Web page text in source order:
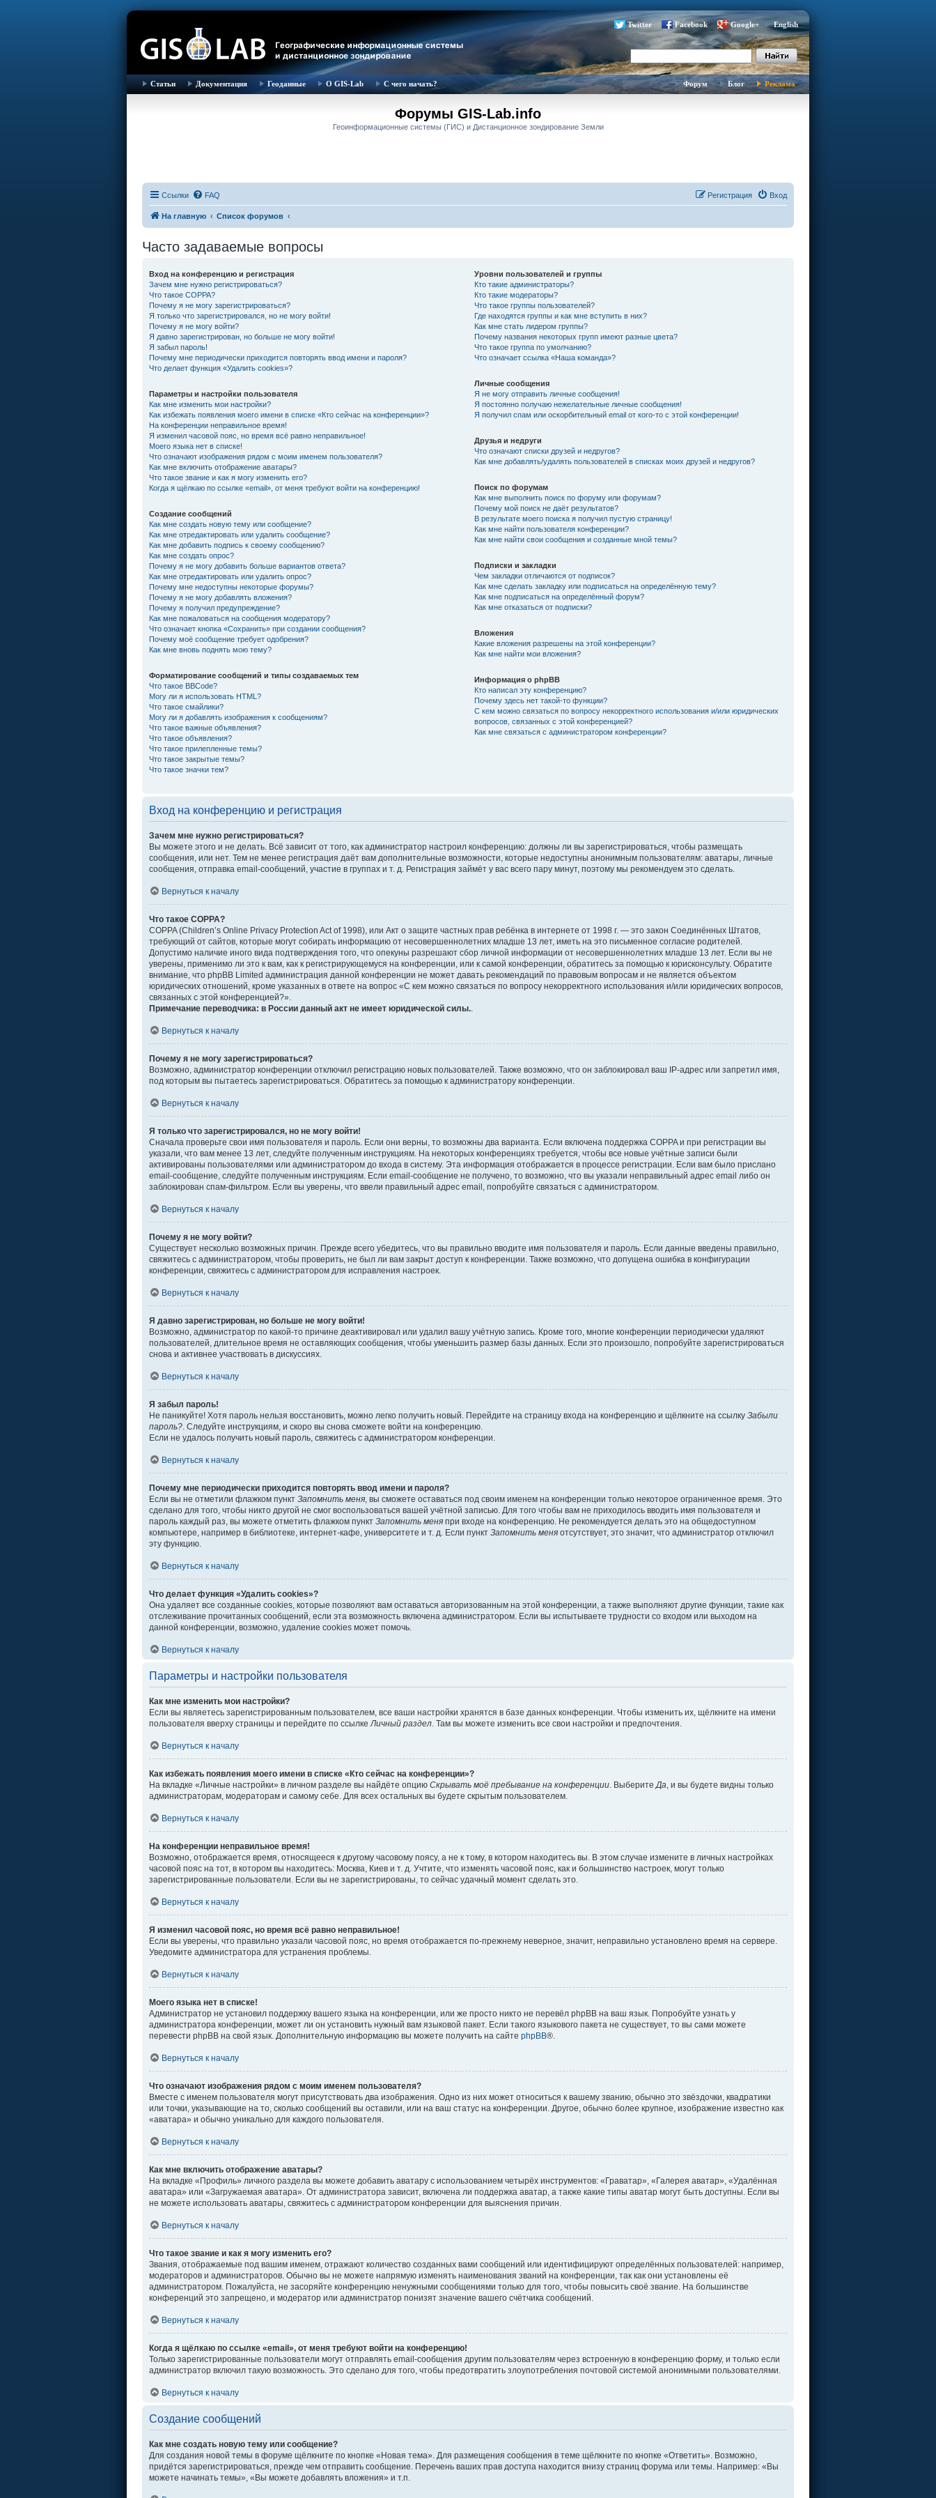
Twitter Facebook Google+ English
Статьи Документация Геоданные О GIS-Lab С чего начать? Форум Блог Реклама
Форумы GIS-Lab.info
Геоинформационные системы (ГИС) и Дистанционное зондирование Земли
Ссылки FAQ Вход
Регистрация
На главную Список форумов
Часто задаваемые вопросы
Вход на конференцию и регистрация
Зачем мне нужно регистрироваться?
Что такое COPPA?
Почему я не могу зарегистрироваться?
Я только что зарегистрировался, но не могу войти!
Почему я не могу войти?
Я давно зарегистрирован, но больше не могу войти!
Я забыл пароль!
Почему мне периодически приходится повторять ввод имени и пароля?
Что делает функция «Удалить cookies»?
Параметры и настройки пользователя
Как мне изменить мои настройки?
Как избежать появления моего имени в списке «Кто сейчас на конференции»?
На конференции неправильное время!
Я изменил часовой пояс, но время всё равно неправильное!
Моего языка нет в списке!
Что означают изображения рядом с моим именем пользователя?
Как мне включить отображение аватары?
Что такое звание и как я могу изменить его?
Когда я щёлкаю по ссылке «email», от меня требуют войти на конференцию!
Создание сообщений
Как мне создать новую тему или сообщение?
Как мне отредактировать или удалить сообщение?
Как мне добавить подпись к своему сообщению?
Как мне создать опрос?
Почему я не могу добавить больше вариантов ответа?
Как мне отредактировать или удалить опрос?
Почему мне недоступны некоторые форумы?
Почему я не могу добавлять вложения?
Почему я получил предупреждение?
Как мне пожаловаться на сообщения модератору?
Что означает кнопка «Сохранить» при создании сообщения?
Почему моё сообщение требует одобрения?
Как мне вновь поднять мою тему?
Форматирование сообщений и типы создаваемых тем
Что такое BBCode?
Могу ли я использовать HTML?
Что такое смайлики?
Могу ли я добавлять изображения к сообщениям?
Что такое важные объявления?
Что такое объявления?
Что такое прилепленные темы?
Что такое закрытые темы?
Что такое значки тем?
Уровни пользователей и группы
Кто такие администраторы?
Кто такие модераторы?
Что такое группы пользователей?
Где находятся группы и как мне вступить в них?
Как мне стать лидером группы?
Почему названия некоторых групп имеют разные цвета?
Что такое группа по умолчанию?
Что означает ссылка «Наша команда»?
Личные сообщения
Я не могу отправить личные сообщения!
Я постоянно получаю нежелательные личные сообщения!
Я получил спам или оскорбительный email от кого-то с этой конференции!
Друзья и недруги
Что означают списки друзей и недругов?
Как мне добавлять/удалять пользователей в списках моих друзей и недругов?
Поиск по форумам
Как мне выполнить поиск по форуму или форумам?
Почему мой поиск не даёт результатов?
В результате моего поиска я получил пустую страницу!
Как мне найти пользователя конференции?
Как мне найти свои сообщения и созданные мной темы?
Подписки и закладки
Чем закладки отличаются от подписок?
Как мне сделать закладку или подписаться на определённую тему?
Как мне подписаться на определённый форум?
Как мне отказаться от подписки?
Вложения
Какие вложения разрешены на этой конференции?
Как мне найти мои вложения?
Информация о phpBB
Кто написал эту конференцию?
Почему здесь нет такой-то функции?
С кем можно связаться по вопросу некорректного использования и/или юридических
вопросов, связанных с этой конференцией?
Как мне связаться с администратором конференции?
Вход на конференцию и регистрация
Зачем мне нужно регистрироваться?
Вы можете этого и не делать. Всё зависит от того, как администратор настроил конференцию: должны ли вы зарегистрироваться, чтобы размещать
сообщения, или нет. Тем не менее регистрация даёт вам дополнительные возможности, которые недоступны анонимным пользователям: аватары, личные
сообщения, отправка email-сообщений, участие в группах и т. д. Регистрация займёт у вас всего пару минут, поэтому мы рекомендуем это сделать.
Вернуться к началу
Что такое COPPA?
COPPA (Children’s Online Privacy Protection Act of 1998), или Акт о защите частных прав ребёнка в интернете от 1998 г. — это закон Соединённых Штатов,
требующий от сайтов, которые могут собирать информацию от несовершеннолетних младше 13 лет, иметь на это письменное согласие родителей.
Допустимо наличие иного вида подтверждения того, что опекуны разрешают сбор личной информации от несовершеннолетних младше 13 лет. Если вы не
уверены, применимо ли это к вам, как к регистрирующемуся на конференции, или к самой конференции, обратитесь за помощью к юрисконсульту. Обратите
внимание, что phpBB Limited администрация данной конференции не может давать рекомендаций по правовым вопросам и не является объектом
юридических отношений, кроме указанных в ответе на вопрос «С кем можно связаться по вопросу некорректного использования и/или юридических вопросов,
связанных с этой конференцией?».
Примечание переводчика: в России данный акт не имеет юридической силы..
Вернуться к началу
Почему я не могу зарегистрироваться?
Возможно, администратор конференции отключил регистрацию новых пользователей. Также возможно, что он заблокировал ваш IP-адрес или запретил имя,
под которым вы пытаетесь зарегистрироваться. Обратитесь за помощью к администратору конференции.
Вернуться к началу
Я только что зарегистрировался, но не могу войти!
Сначала проверьте свои имя пользователя и пароль. Если они верны, то возможны два варианта. Если включена поддержка COPPA и при регистрации вы
указали, что вам менее 13 лет, следуйте полученным инструкциям. На некоторых конференциях требуется, чтобы все новые учётные записи были
активированы пользователями или администратором до входа в систему. Эта информация отображается в процессе регистрации. Если вам было прислано
email-сообщение, следуйте полученным инструкциям. Если email-сообщение не получено, то возможно, что вы указали неправильный адрес email либо он
заблокирован спам-фильтром. Если вы уверены, что ввели правильный адрес email, попробуйте связаться с администратором.
Вернуться к началу
Почему я не могу войти?
Существует несколько возможных причин. Прежде всего убедитесь, что вы правильно вводите имя пользователя и пароль. Если данные введены правильно,
свяжитесь с администратором, чтобы проверить, не был ли вам закрыт доступ к конференции. Также возможно, что допущена ошибка в конфигурации
конференции, свяжитесь с администратором для исправления настроек.
Вернуться к началу
Я давно зарегистрирован, но больше не могу войти!
Возможно, администратор по какой-то причине деактивировал или удалил вашу учётную запись. Кроме того, многие конференции периодически удаляют
пользователей, длительное время не оставляющих сообщения, чтобы уменьшить размер базы данных. Если это произошло, попробуйте зарегистрироваться
снова и активнее участвовать в дискуссиях.
Вернуться к началу
Я забыл пароль!
Не паникуйте! Хотя пароль нельзя восстановить, можно легко получить новый. Перейдите на страницу входа на конференцию и щёлкните на ссылку Забыли
пароль?. Следуйте инструкциям, и скоро вы снова сможете войти на конференцию.
Если не удалось получить новый пароль, свяжитесь с администратором конференции.
Вернуться к началу
Почему мне периодически приходится повторять ввод имени и пароля?
Если вы не отметили флажком пункт Запомнить меня, вы сможете оставаться под своим именем на конференции только некоторое ограниченное время. Это
сделано для того, чтобы никто другой не смог воспользоваться вашей учётной записью. Для того чтобы вам не приходилось вводить имя пользователя и
пароль каждый раз, вы можете отметить флажком пункт Запомнить меня при входе на конференцию. Не рекомендуется делать это на общедоступном
компьютере, например в библиотеке, интернет-кафе, университете и т. д. Если пункт Запомнить меня отсутствует, это значит, что администратор отключил
эту функцию.
Вернуться к началу
Что делает функция «Удалить cookies»?
Она удаляет все созданные cookies, которые позволяют вам оставаться авторизованным на этой конференции, а также выполняют другие функции, такие как
отслеживание прочитанных сообщений, если эта возможность включена администратором. Если вы испытываете трудности со входом или выходом на
данной конференции, возможно, удаление cookies может помочь.
Вернуться к началу
Параметры и настройки пользователя
Как мне изменить мои настройки?
Если вы являетесь зарегистрированным пользователем, все ваши настройки хранятся в базе данных конференции. Чтобы изменить их, щёлкните на имени
пользователя вверху страницы и перейдите по ссылкеЛичный раздел. Там вы можете изменить все свои настройки и предпочтения.
Вернуться к началу
Как избежать появления моего имени в списке «Кто сейчас на конференции»?
На вкладке «Личные настройки» в личном разделе вы найдёте опцию Скрывать моё пребывание на конференции. ВыберитеДа, и вы будете видны только
администраторам, модераторам и самому себе. Для всех остальных вы будете скрытым пользователем.
Вернуться к началу
На конференции неправильное время!
Возможно, отображается время, относящееся к другому часовому поясу, а не к тому, в котором находитесь вы. В этом случае измените в личных настройках
часовой пояс на тот, в котором вы находитесь: Москва, Киев и т. д. Учтите, что изменять часовой пояс, как и большинство настроек, могут только
зарегистрированные пользователи. Если вы не зарегистрированы, то сейчас удачный момент сделать это.
Вернуться к началу
Я изменил часовой пояс, но время всё равно неправильное!
Если вы уверены, что правильно указали часовой пояс, но время отображается по-прежнему неверное, значит, неправильно установлено время на сервере.
Уведомите администратора для устранения проблемы.
Вернуться к началу
Моего языка нет в списке!
Администратор не установил поддержку вашего языка на конференции, или же просто никто не перевёл phpBB на ваш язык. Попробуйте узнать у
администратора конференции, может ли он установить нужный вам языковой пакет. Если такого языкового пакета не существует, то вы сами можете
перевести phpBB на свой язык. Дополнительную информацию вы можете получить на сайте phpBB®.
Вернуться к началу
Что означают изображения рядом с моим именем пользователя?
Вместе с именем пользователя могут присутствовать два изображения. Одно из них может относиться к вашему званию, обычно это звёздочки, квадратики
или точки, указывающие на то, сколько сообщений вы оставили, или на ваш статус на конференции. Другое, обычно более крупное, изображение известно как
«аватара» и обычно уникально для каждого пользователя.
Вернуться к началу
Как мне включить отображение аватары?
На вкладке «Профиль» личного раздела вы можете добавить аватару с использованием четырёх инструментов: «Граватар», «Галерея аватар», «Удалённая
аватара» или «Загружаемая аватара». От администратора зависит, включена ли поддержка аватар, а также какие типы аватар могут быть доступны. Если вы
не можете использовать аватары, свяжитесь с администратором конференции для выяснения причин.
Вернуться к началу
Что такое звание и как я могу изменить его?
Звания, отображаемые под вашим именем, отражают количество созданных вами сообщений или идентифицируют определённых пользователей: например,
модераторов и администраторов. Обычно вы не можете напрямую изменять наименования званий на конференции, так как они установлены её
администратором. Пожалуйста, не засоряйте конференцию ненужными сообщениями только для того, чтобы повысить своё звание. На большинстве
конференций это запрещено, и модератор или администратор понизят значение вашего счётчика сообщений.
Вернуться к началу
Когда я щёлкаю по ссылке «email», от меня требуют войти на конференцию!
Только зарегистрированные пользователи могут отправлять email-сообщения другим пользователям через встроенную в конференцию форму, и только если
администратор включил такую возможность. Это сделано для того, чтобы предотвратить злоупотребления почтовой системой анонимными пользователями.
Вернуться к началу
Создание сообщений
Как мне создать новую тему или сообщение?
Для создания новой темы в форуме щёлкните по кнопке «Новая тема». Для размещения сообщения в теме щёлкните по кнопке «Ответить». Возможно,
придётся зарегистрироваться, прежде чем отправить сообщение. Перечень ваших прав доступа находится внизу страниц форума или темы. Например: «Вы
можете начинать темы», «Вы можете добавлять вложения» и т.п.